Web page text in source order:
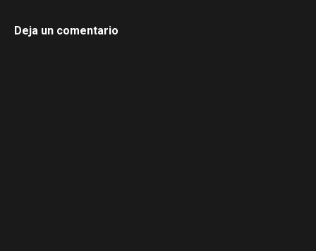
Deja un comentario